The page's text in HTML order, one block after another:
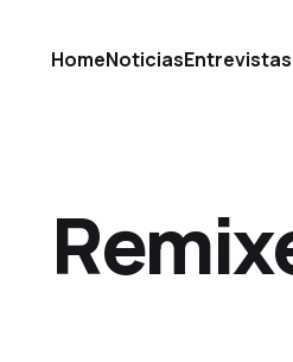
HomeNoticiasEntrevistas